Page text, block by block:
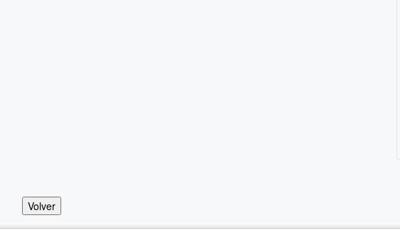
Volver